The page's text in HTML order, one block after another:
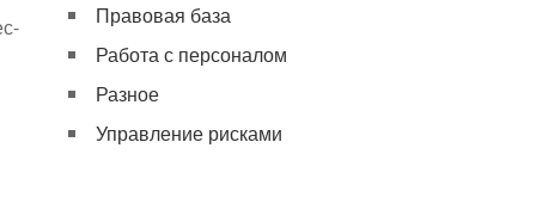
Правовая база
Работа с персоналом
Разное
Управление рисками